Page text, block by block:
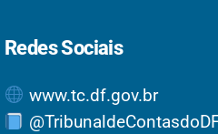
Redes Sociais
www.tc.df.gov.br